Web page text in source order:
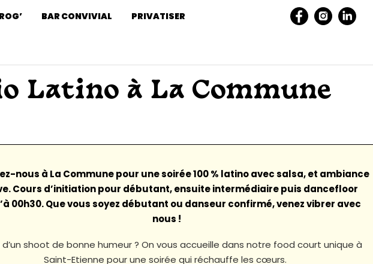
BAR CONVIVIAL PRIVATISER
Latino à La Commune
nous à La Commune pour une soirée 100 % latino avec salsa, et ambiance
Cours d’initiation pour débutant, ensuite intermédiaire puis dancefloor
00h30. Que vous soyez débutant ou danseur confirmé, venez vibrer avec
nous !
d’un shoot de bonne humeur ? On vous accueille dans notre food court unique à
Saint-Etienne pour une soirée qui réchauffe les cœurs.